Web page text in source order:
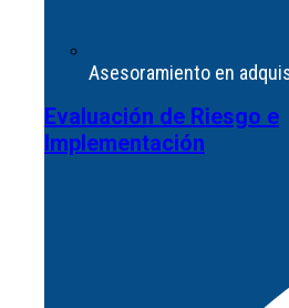
Programa de
Productos
Asesoramiento en
Evaluación de Riesgo e
Implementación